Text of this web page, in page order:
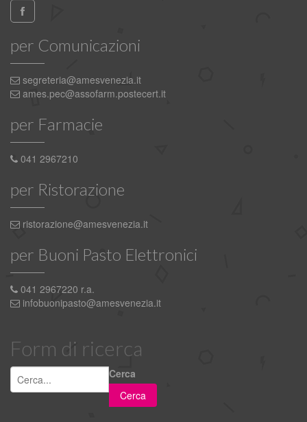
per Comunicazioni
segreteria@amesvenezia.it
ames.pec@assofarm.postecert.it
per Farmacie
041 2967210
per Ristorazione
ristorazione@amesvenezia.it
per Buoni Pasto Elettronici
041 2967220 r.a.
infobuonipasto@amesvenezia.it
Form di ricerca
Cerca